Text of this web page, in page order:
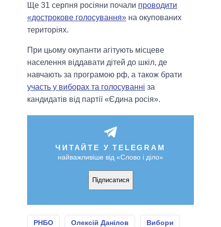
Ще 31 серпня росіяни почали проводити
«дострокове голосування» на окупованих
територіях.
При цьому окупанти агітують місцеве
населення віддавати дітей до шкіл, де
навчають за програмою рф, а також брати
участь у виборах та голосуванні за
кандидатів від партії «Єдина росія».
ЧИТАЙТЕ У TELEGRAM
найважливіше від «Слово і діло»
Підписатися
РНБО Олексій Данілов Вибори